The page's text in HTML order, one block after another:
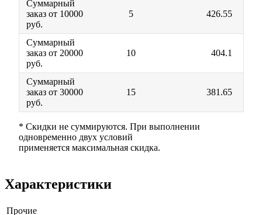
Суммарный
заказ от 10000
руб.
5 426.55
Суммарный
заказ от 20000
руб.
10 404.1
Суммарный
заказ от 30000
руб.
15 381.65
* Скидки не суммируются. При выполнении
одновременно двух условий
применяется максимальная скидка.
Характеристики
Прочие